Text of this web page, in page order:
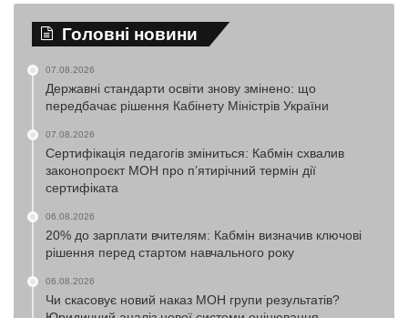
Головні новини
07.08.2026
Державні стандарти освіти знову змінено: що
передбачає рішення Кабінету Міністрів України
07.08.2026
Сертифікація педагогів зміниться: Кабмін схвалив
законопроєкт МОН про п’ятирічний термін дії
сертифіката
06.08.2026
20% до зарплати вчителям: Кабмін визначив ключові
рішення перед стартом навчального року
06.08.2026
Чи скасовує новий наказ МОН групи результатів?